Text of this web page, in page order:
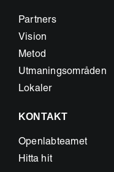
Partners
Vision
Metod
Utmaningsområden
Lokaler
KONTAKT
Openlabteamet
Hitta hit